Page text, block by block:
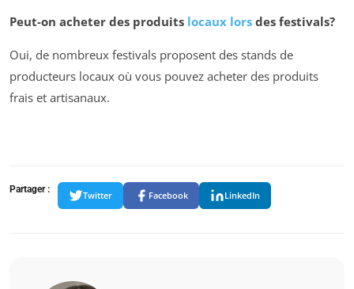
Peut-on acheter des produits locaux lors des festivals?
Oui, de nombreux festivals proposent des stands de
producteurs locaux où vous pouvez acheter des produits
frais et artisanaux.
Partager :
Twitter Facebook LinkedIn